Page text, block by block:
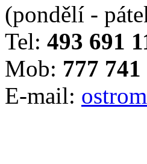
(pondělí -
Tel: 493 691
Mob: 777 741
E-mail: